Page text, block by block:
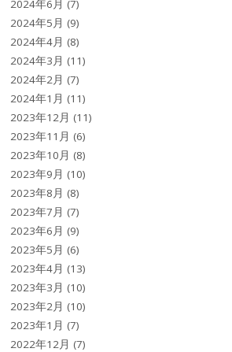
2024年6月 (7)
2024年5月 (9)
2024年4月 (8)
2024年3月 (11)
2024年2月 (7)
2024年1月 (11)
2023年12月 (11)
2023年11月 (6)
2023年10月 (8)
2023年9月 (10)
2023年8月 (8)
2023年7月 (7)
2023年6月 (9)
2023年5月 (6)
2023年4月 (13)
2023年3月 (10)
2023年2月 (10)
2023年1月 (7)
2022年12月 (7)